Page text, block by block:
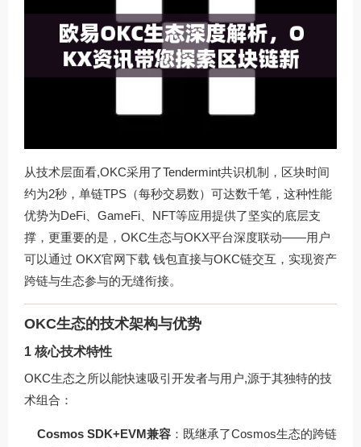
从技术层面看,OKC采用了Tendermint共识机制，区块时间
约为2秒，单链TPS（每秒交易数）可达数千笔，这种性能
优势为DeFi、GameFi、NFT等应用提供了坚实的底层支
撑，更重要的是，OKC生态与OKX平台深度联动——用户
可以通过 OKX官网下载 钱包直接与OKC链交互，实现资产
跨链与生态参与的无缝衔接。
OKC生态的技术架构与优势
1 核心技术特性
OKC生态之所以能快速吸引开发者与用户,源于其独特的技
术组合：
Cosmos SDK+EVM兼容 ：既继承了Cosmos生态的跨链